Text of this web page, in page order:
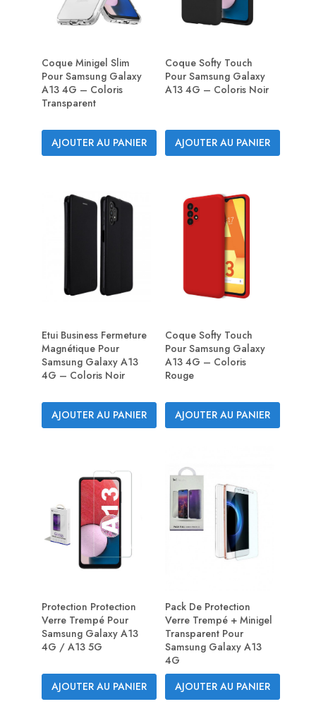
Coque Minigel Slim
Pour Samsung Galaxy
A13 4G – Coloris
Transparent
AJOUTER AU PANIER
Coque Softy Touch
Pour Samsung Galaxy
A13 4G – Coloris Noir
AJOUTER AU PANIER
Etui Business Fermeture
Magnétique Pour
Samsung Galaxy A13
4G – Coloris Noir
AJOUTER AU PANIER
Coque Softy Touch
Pour Samsung Galaxy
A13 4G – Coloris
Rouge
AJOUTER AU PANIER
Protection Protection
Verre Trempé Pour
Samsung Galaxy A13
4G / A13 5G
AJOUTER AU PANIER
Pack De Protection
Verre Trempé + Minigel
Transparent Pour
Samsung Galaxy A13
4G
AJOUTER AU PANIER